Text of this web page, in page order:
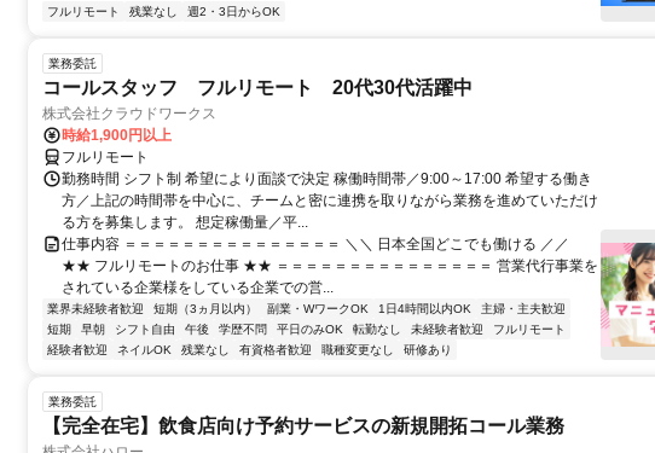
フルリモート 残業なし 週2・3日からOK
業務委託
コールスタッフ フルリモート 20代30代活躍中
株式会社クラウドワークス
時給1,900円以上
フルリモート
勤務時間 シフト制 希望により面談で決定 稼働時間帯／9:00～17:00 希望する働き
方／上記の時間帯を中心に、チームと密に連携を取りながら業務を進めていただけ
る方を募集します。 想定稼働量／平...
仕事内容 ＝＝＝＝＝＝＝＝＝＝＝＝＝＝＝ ＼＼ 日本全国どこでも働ける ／／
★★ フルリモートのお仕事 ★★ ＝＝＝＝＝＝＝＝＝＝＝＝＝＝＝ 営業代行事業を
されている企業様をしている企業での営...
業界未経験者歓迎 短期（3ヵ月以内） 副業・WワークOK 1日4時間以内OK
主婦・主夫歓迎
短期
早朝 シフト自由 午後 学歴不問 平日のみOK 転勤なし 未経験者歓迎
フルリモート
経験者歓迎
ネイルOK 残業なし 有資格者歓迎 職種変更なし 研修あり
業務委託
【完全在宅】飲食店向け予約サービスの新規開拓コール業務